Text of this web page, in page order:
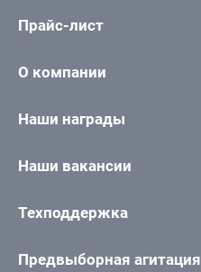
Прайс-лист
О компании
Наши награды
Наши вакансии
Техподдержка
Предвыборная агитация